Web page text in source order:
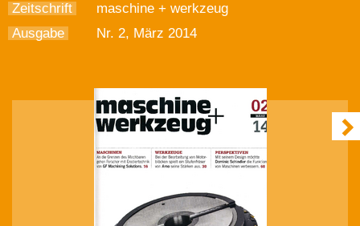
Zeitschrift
maschine + werkzeug
Ausgabe
Nr. 2, März 2014